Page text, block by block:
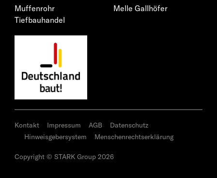
Muffenrohr
Tiefbauhandel
Melle Gallhöfer
Copyright © STARK Group 2026
Kontakt Impressum AGB
Datenschutz
Hinweisgebersystem
Menschenrechtserklärung